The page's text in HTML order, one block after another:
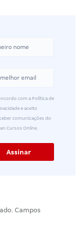
com a Política de
e aceito
comunicações do
Cursos Online.
Campos